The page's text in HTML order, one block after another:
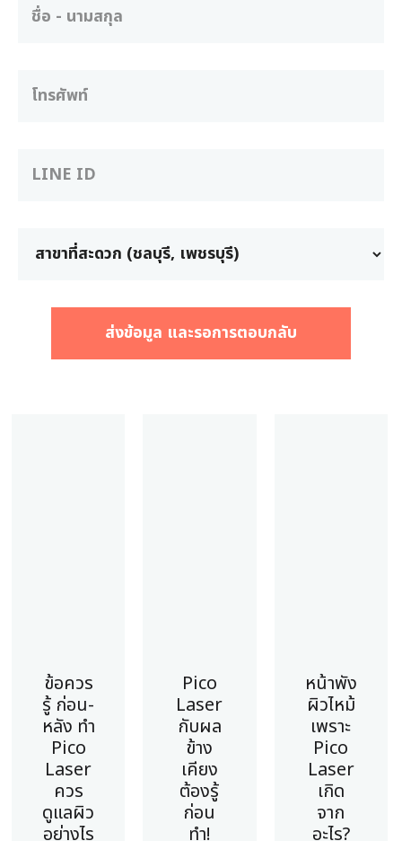
ส่งข้อมูล และรอการตอบกลับ
ข้อควร
รู้ ก่อน-
หลัง ทำ
Pico
Laser
ควร
ดูแลผิว
อย่างไร
Pico
Laser
กับผล
ข้าง
เคียง
ต้องรู้
ก่อน
ทำ!
หน้าพัง
ผิวไหม้
เพราะ
Pico
Laser
เกิด
จาก
อะไร?